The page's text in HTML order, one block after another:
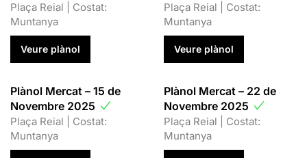
Plaça Reial | Costat:
Muntanya
Veure plànol
Plaça Reial | Costat:
Muntanya
Veure plànol
Plànol Mercat – 15 de
Novembre 2025
Plaça Reial | Costat:
Muntanya
Plànol Mercat – 22 de
Novembre 2025
Plaça Reial | Costat:
Muntanya